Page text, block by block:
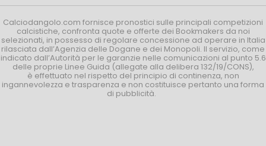
Calciodangolo.com fornisce pronostici sulle principali competizioni
calcistiche, confronta quote e offerte dei Bookmakers da noi
selezionati, in possesso di regolare concessione ad operare in Italia
rilasciata dall’Agenzia delle Dogane e dei Monopoli. Il servizio, come
indicato dall’Autorità per le garanzie nelle comunicazioni al punto 5.6
delle proprie Linee Guida (allegate alla delibera 132/19/CONS),
è effettuato nel rispetto del principio di continenza, non
ingannevolezza e trasparenza e non costituisce pertanto una forma
di pubblicità.